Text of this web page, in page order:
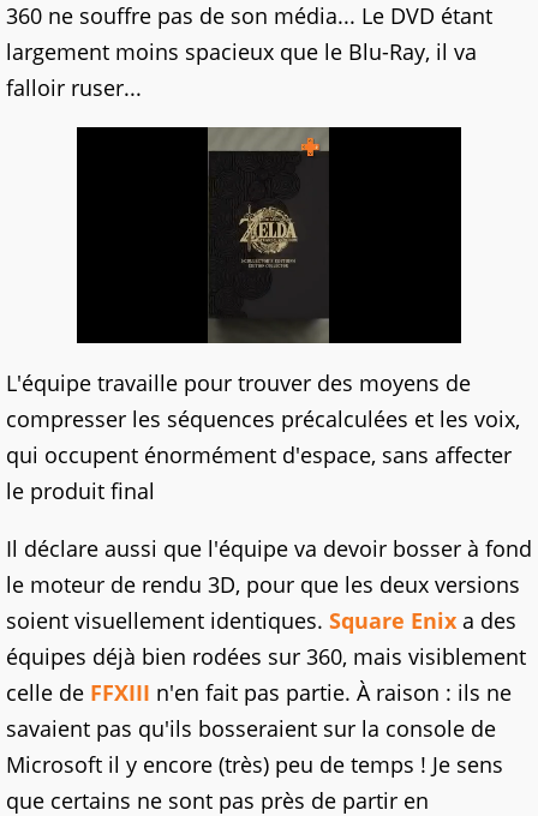
360 ne souffre pas de son média... Le DVD étant
largement moins spacieux que le Blu-Ray, il va
falloir ruser...
L'équipe travaille pour trouver des moyens de
compresser les séquences précalculées et les voix,
qui occupent énormément d'espace, sans affecter
le produit final
Il déclare aussi que l'équipe va devoir bosser à fond
le moteur de rendu 3D, pour que les deux versions
soient visuellement identiques. Square Enix a des
équipes déjà bien rodées sur 360, mais visiblement
celle de FFXIII n'en fait pas partie. À raison : ils ne
savaient pas qu'ils bosseraient sur la console de
Microsoft il y encore (très) peu de temps ! Je sens
que certains ne sont pas près de partir en